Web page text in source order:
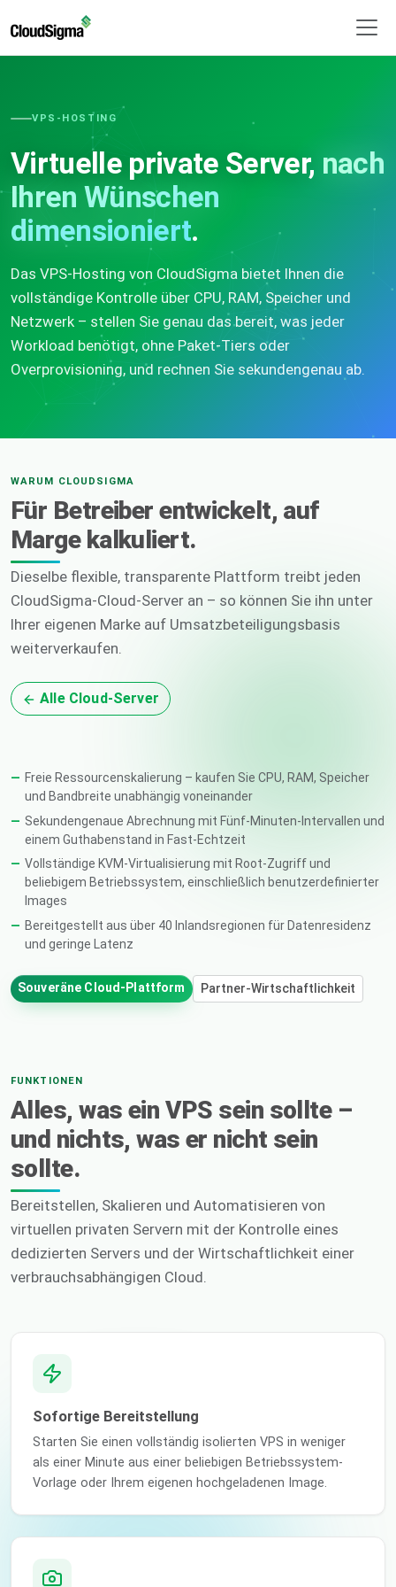
VPS-HOSTING
Virtuelle private Server, nach
Ihren Wünschen
dimensioniert.
Das VPS-Hosting von CloudSigma bietet Ihnen die
vollständige Kontrolle über CPU, RAM, Speicher und
Netzwerk – stellen Sie genau das bereit, was jeder
Workload benötigt, ohne Paket-Tiers oder
Overprovisioning, und rechnen Sie sekundengenau ab.
WARUM CLOUDSIGMA
Für Betreiber entwickelt, auf
Marge kalkuliert.
Dieselbe flexible, transparente Plattform treibt jeden
CloudSigma-Cloud-Server an – so können Sie ihn unter
Ihrer eigenen Marke auf Umsatzbeteiligungsbasis
weiterverkaufen.
Alle Cloud-Server
Freie Ressourcenskalierung – kaufen Sie CPU, RAM, Speicher
und Bandbreite unabhängig voneinander
Sekundengenaue Abrechnung mit Fünf-Minuten-Intervallen und
einem Guthabenstand in Fast-Echtzeit
Vollständige KVM-Virtualisierung mit Root-Zugriff und
beliebigem Betriebssystem, einschließlich benutzerdefinierter
Images
Bereitgestellt aus über 40 Inlandsregionen für Datenresidenz
und geringe Latenz
Souveräne Cloud-Plattform Partner-Wirtschaftlichkeit
FUNKTIONEN
Alles, was ein VPS sein sollte –
und nichts, was er nicht sein
sollte.
Bereitstellen, Skalieren und Automatisieren von
virtuellen privaten Servern mit der Kontrolle eines
dedizierten Servers und der Wirtschaftlichkeit einer
verbrauchsabhängigen Cloud.
Sofortige Bereitstellung
Starten Sie einen vollständig isolierten VPS in weniger
als einer Minute aus einer beliebigen Betriebssystem-
Vorlage oder Ihrem eigenen hochgeladenen Image.